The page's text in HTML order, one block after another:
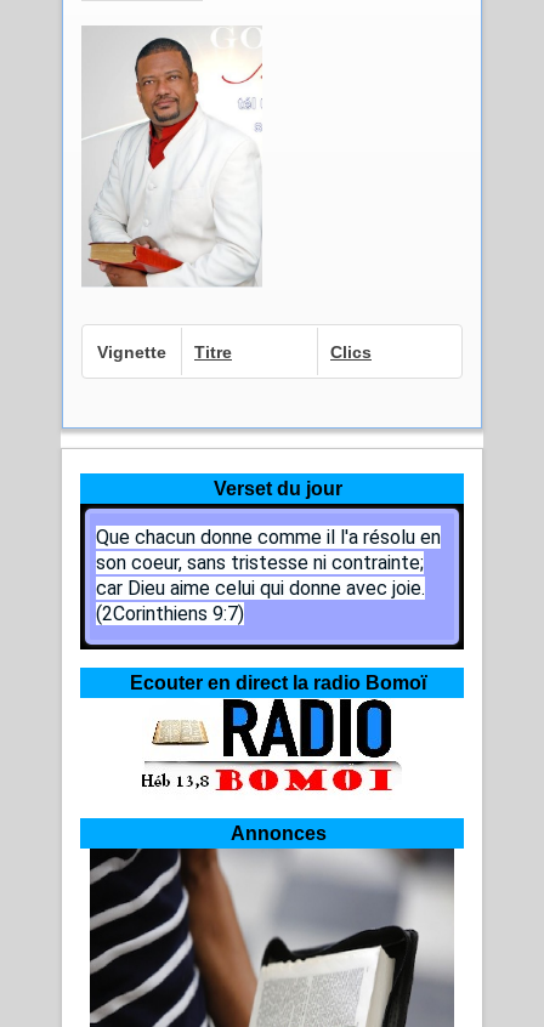
Vignette Titre Clics
Verset du jour
Que chacun donne comme il l'a résolu en
son coeur, sans tristesse ni contrainte;
car Dieu aime celui qui donne avec joie.
(2Corinthiens 9:7)
Ecouter en direct la radio Bomoï
Annonces